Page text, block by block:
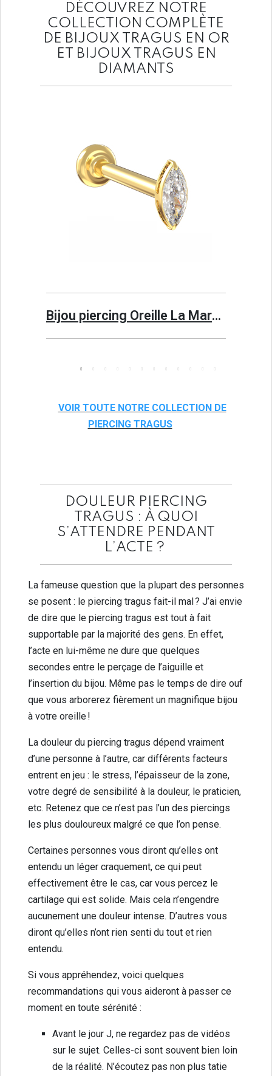
DÉCOUVREZ NOTRE
COLLECTION COMPLÈTE
DE BIJOUX TRAGUS EN OR
ET BIJOUX TRAGUS EN
DIAMANTS
Bijou piercing Oreille La Marquise Or 18 Carats
VOIR TOUTE NOTRE COLLECTION DE
PIERCING TRAGUS
DOULEUR PIERCING
TRAGUS : À QUOI
S’ATTENDRE PENDANT
L’ACTE ?
La fameuse question que la plupart des personnes
se posent : le piercing tragus fait-il mal ? J’ai envie
de dire que le piercing tragus est tout à fait
supportable par la majorité des gens. En effet,
l’acte en lui-même ne dure que quelques
secondes entre le perçage de l’aiguille et
l’insertion du bijou. Même pas le temps de dire ouf
que vous arborerez fièrement un magnifique bijou
à votre oreille !
La douleur du piercing tragus dépend vraiment
d’une personne à l’autre, car différents facteurs
entrent en jeu : le stress, l’épaisseur de la zone,
votre degré de sensibilité à la douleur, le praticien,
etc. Retenez que ce n’est pas l’un des piercings
les plus douloureux malgré ce que l’on pense.
Certaines personnes vous diront qu’elles ont
entendu un léger craquement, ce qui peut
effectivement être le cas, car vous percez le
cartilage qui est solide. Mais cela n’engendre
aucunement une douleur intense. D’autres vous
diront qu’elles n’ont rien senti du tout et rien
entendu.
Si vous appréhendez, voici quelques
recommandations qui vous aideront à passer ce
moment en toute sérénité :
Avant le jour J, ne regardez pas de vidéos
sur le sujet. Celles-ci sont souvent bien loin
de la réalité. N’écoutez pas non plus tatie